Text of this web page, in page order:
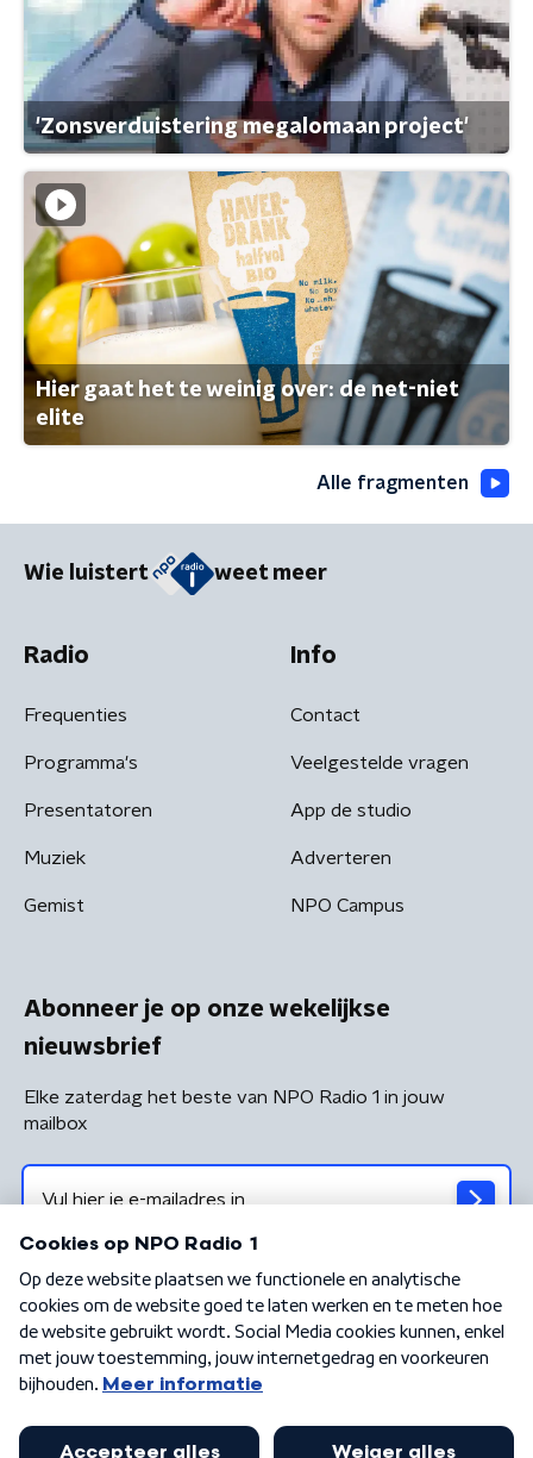
'Zonsverduistering megalomaan project'
Hier gaat het te weinig over: de net-niet
elite
Alle fragmenten
Wie luistert weet meer
Radio
Frequenties
Programma's
Presentatoren
Muziek
Gemist
Info
Contact
Veelgestelde vragen
App de studio
Adverteren
NPO Campus
Abonneer je op onze wekelijkse
nieuwsbrief
Elke zaterdag het beste van NPO Radio 1 in jouw
mailbox
Algemene voorwaarden Privacybeleid